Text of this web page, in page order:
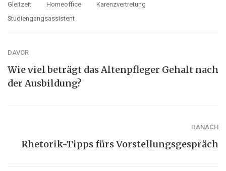
Gleitzeit Homeoffice
Karenzvertretung
Studiengangsassistent
DAVOR
Wie viel beträgt das Altenpfleger Gehalt nach
der Ausbildung?
DANACH
Rhetorik-Tipps fürs Vorstellungsgespräch